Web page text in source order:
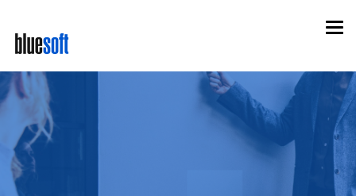
main
content